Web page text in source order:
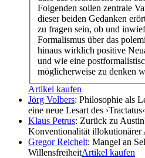
Folgenden sollen zentrale
dieser beiden Gedanken
zu fragen sein, ob und
Formalismus über das
hinaus wirklich positive
und wie eine
möglicherweise zu denken
Artikel kaufen
Jörg Volbers: Philosophie als
eine neue Lesart des ›Tractatus‹
Klaus Petrus: Zurück zu
Konventionalität illokutionärer
Gregor Reichelt: Mangel an
WillensfreiheitArtikel kaufen